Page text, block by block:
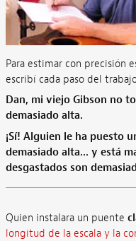
Para estimar con precisión
escribí cada paso del
Dan, mi viejo Gibson no
demasiado alta.
¡Sí! Alguien le ha puesto
demasiado alta... y está
desgastados son
Quien instalara un puente
longitud de la escala y la